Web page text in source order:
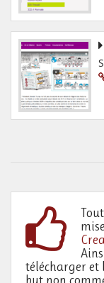
télécharger et
but non